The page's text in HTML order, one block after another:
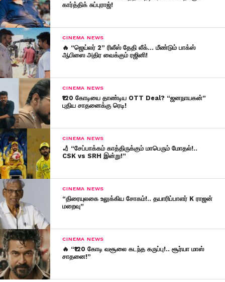
கார்த்திக் சுப்புராஜ்!
CINEMA NEWS
🔥 “ஜெய்லர் 2” ரிலீஸ் தேதி லீக்… மீண்டும் பாக்ஸ்
ஆபிஸை அதிர வைக்கும் ரஜினி!
CINEMA NEWS
₹120 கோடியை தாண்டிய OTT Deal? “ஜனநாயகன்”
புதிய சாதனைக்கு ரெடி!
CINEMA NEWS
🏏 “சேப்பாக்கம் காத்திருக்கும் மாபெரும் மோதல்!..
CSK vs SRH இன்று!”
CINEMA NEWS
“திரையுலகை உலுக்கிய சோகம்!.. தயாரிப்பாளர் K ராஜன்
மறைவு”
CINEMA NEWS
🔥 “₹120 கோடி வசூலை கடந்த கருப்பு!.. சூர்யா மாஸ்
சாதனை!”